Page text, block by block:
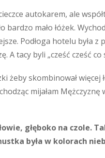
autokarem, ale
mało łóżek.
Podłoga hotelu była
tacy byli „cześć cześć co
żeby skombinował
mijałam
głęboko na czole.
była w kolorach